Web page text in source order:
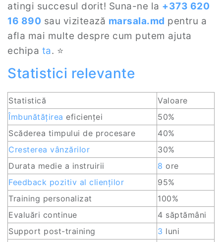
atingi succesul dorit! Suna-ne la +373 620
16 890 sau vizitează marsala.md pentru a
afla mai multe despre cum putem ajuta
echipa ta. ⭐
Statistici relevante
Statistică
Valoare
Îmbunătățirea eficienței
50%
Scăderea timpului de procesare
40%
Cresterea vânzărilor
30%
Durata medie a instruirii
8 ore
Feedback pozitiv al clienților
95%
Training personalizat
100%
Evaluări continue
4 săptămâni
Support post-training
3 luni